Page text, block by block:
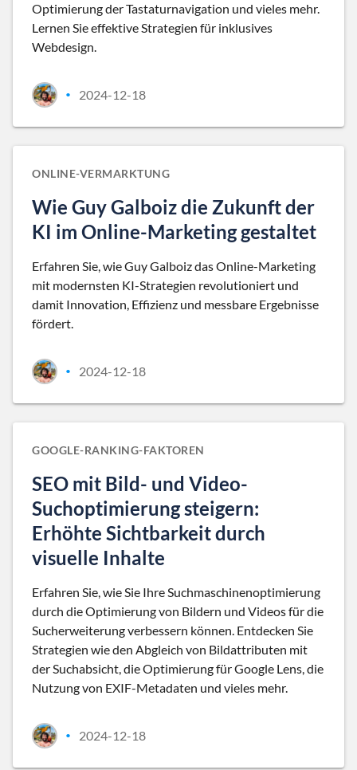
Optimierung der Tastaturnavigation und vieles mehr.
Lernen Sie effektive Strategien für inklusives
Webdesign.
• 2024-12-18
ONLINE-VERMARKTUNG
Wie Guy Galboiz die Zukunft der
KI im Online-Marketing gestaltet
Erfahren Sie, wie Guy Galboiz das Online-Marketing
mit modernsten KI-Strategien revolutioniert und
damit Innovation, Effizienz und messbare Ergebnisse
fördert.
• 2024-12-18
GOOGLE-RANKING-FAKTOREN
SEO mit Bild- und Video-
Suchoptimierung steigern:
Erhöhte Sichtbarkeit durch
visuelle Inhalte
Erfahren Sie, wie Sie Ihre Suchmaschinenoptimierung
durch die Optimierung von Bildern und Videos für die
Sucherweiterung verbessern können. Entdecken Sie
Strategien wie den Abgleich von Bildattributen mit
der Suchabsicht, die Optimierung für Google Lens, die
Nutzung von EXIF-Metadaten und vieles mehr.
• 2024-12-18